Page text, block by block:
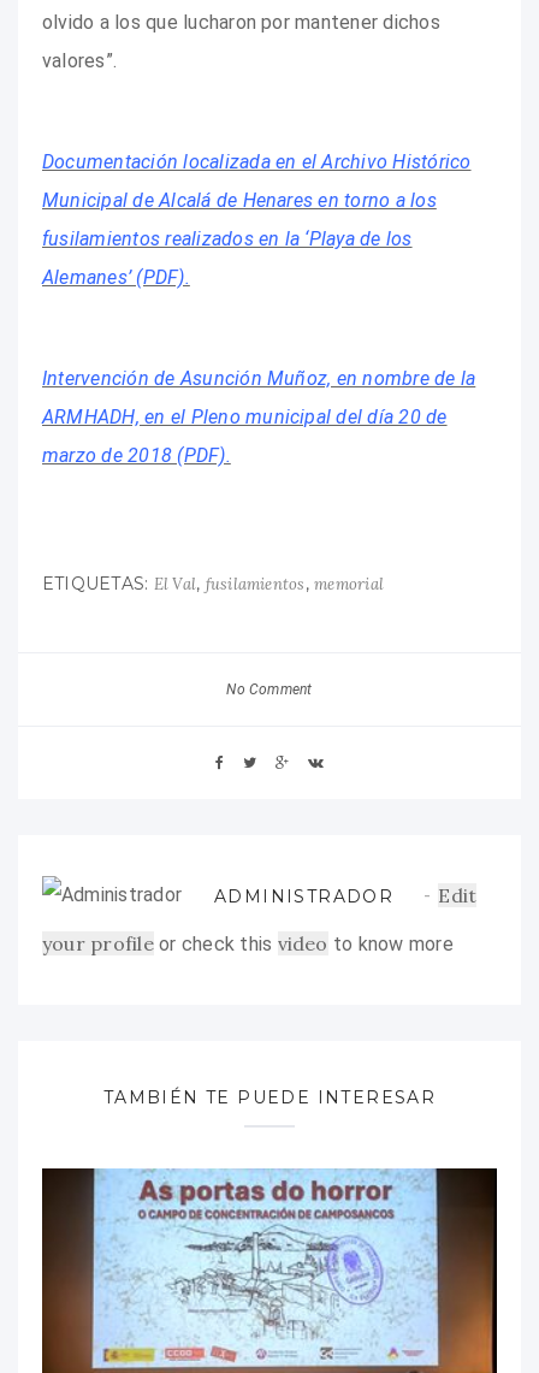
olvido a los que lucharon por mantener dichos
valores”.
Documentación localizada en el Archivo Histórico
Municipal de Alcalá de Henares en torno a los
fusilamientos realizados en la ‘Playa de los
Alemanes’ (PDF).
Intervención de Asunción Muñoz, en nombre de la
ARMHADH, en el Pleno municipal del día 20 de
marzo de 2018 (PDF).
ETIQUETAS: El Val, fusilamientos,memorial
No Comment
ADMINISTRADOR
Edit
your profileor check this video to know more
TAMBIÉN TE PUEDE INTERESAR